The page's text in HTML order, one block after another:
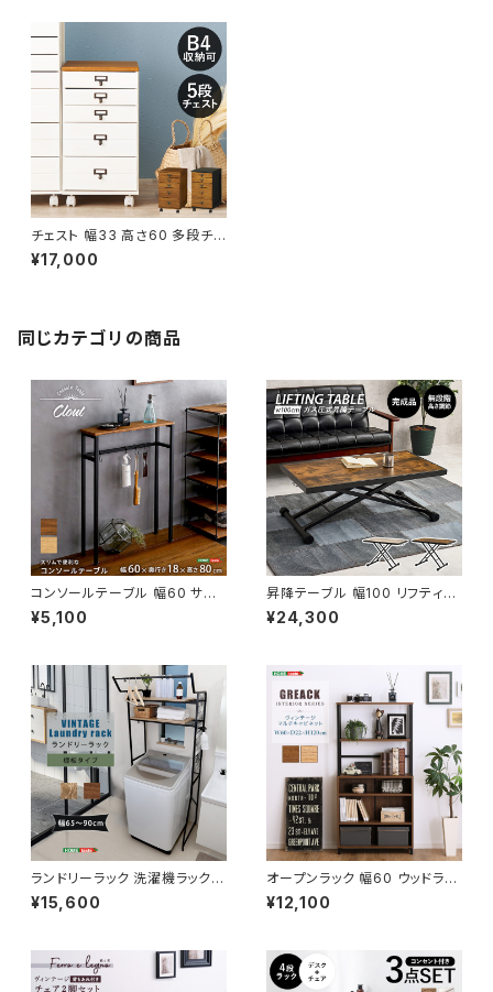
チェスト 幅33 高さ60 多段チェ
スト ウッドチェスト 収納ラック
多段ラック インテリア家具 新生
¥17,000
同じカテゴリの商品
コンソールテーブル 幅60 サイ
ドテーブル カウンターテーブル
テーブル インダストリアル ブル
¥5,100
昇降テーブル 幅100 リフティン
グテーブル サイドテーブル ソフ
ァテーブル 無段階調節 ガス圧
¥24,300
ランドリーラック 洗濯機ラック
オープンラック ランドリー収納
サニタリー ラック ヴィンテージ
¥15,600
オープンラック 幅60 ウッドラッ
ク ラック シェルフ 収納棚 ディス
プレイラック ヴィンテージ イ
¥12,100